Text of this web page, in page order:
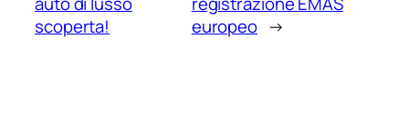
scoperta!
europeo →